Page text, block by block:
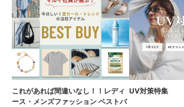
これがあれば間違いなし！！レディ
ース・メンズファッション ベストバ
UV対策特集